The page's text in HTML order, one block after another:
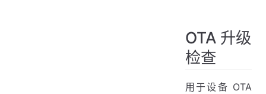
OTA 升级
检查
用于设备 OTA